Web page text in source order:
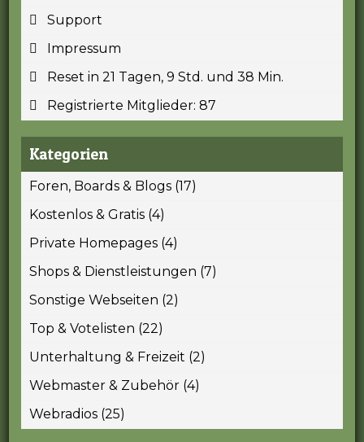
Support
Impressum
Reset in 21 Tagen, 9 Std. und 38 Min.
Registrierte Mitglieder: 87
Kategorien
Foren, Boards & Blogs (17)
Kostenlos & Gratis (4)
Private Homepages (4)
Shops & Dienstleistungen (7)
Sonstige Webseiten (2)
Top & Votelisten (22)
Unterhaltung & Freizeit (2)
Webmaster & Zubehör (4)
Webradios (25)